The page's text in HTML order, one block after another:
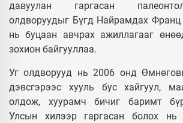
давуулан гаргасан
олдворуудыг Бүгд Найрамдах Франц
нь буцаан авчрах ажиллагааг
зохион байгууллаа.
Уг олдворууд нь 2006 онд
дэвсгэрээс хууль бус хайгуул,
олдож, хуурамч бичиг баримт
Улсын хилээр гаргасан болох